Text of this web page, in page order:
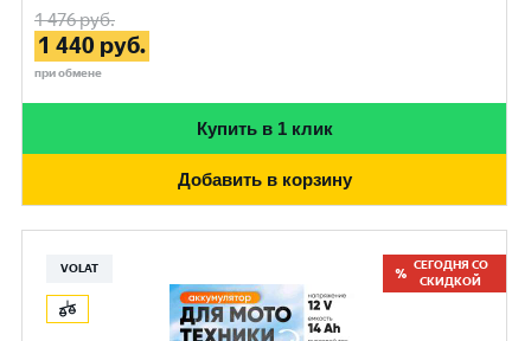
1 476руб.
1 440 руб.
при обмене
Купить в 1 клик
Добавить в корзину
VOLAT
СЕГОДНЯ СО
СКИДКОЙ